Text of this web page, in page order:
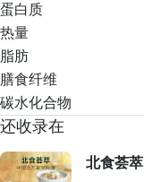
蛋白质
热量
脂肪
膳食纤维
碳水化合物
还收录在
北食荟萃